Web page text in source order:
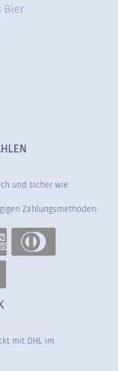
Bier
und sicher wie
Zahlungsmethoden:
mit DHL im